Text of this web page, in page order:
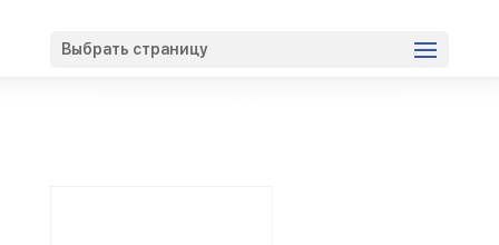
Выбрать страницу